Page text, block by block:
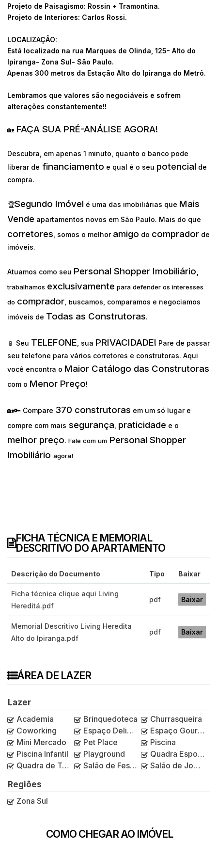
Projeto de Paisagismo: Rossin + Tramontina.
Projeto de Interiores: Carlos Rossi.
LOCALIZAÇÃO:
Está localizado na rua Marques de Olinda, 125- Alto do
Ipiranga- Zona Sul- São Paulo.
Apenas 300 metros da Estação Alto do Ipiranga do Metrô.
Lembramos que valores são negociáveis e sofrem
alterações constantemente!!
🏡 FAÇA SUA PRÉ-ANÁLISE AGORA!
Descubra, em apenas 1 minuto, quanto o banco pode
liberar de financiamento e qual é o seu potencial de
compra.
🏆Segundo Imóvel é uma das imobiliárias que Mais
Vende apartamentos novos em São Paulo. Mais do que
corretores , somos o melhor amigo do comprador de
imóveis.
Atuamos como seu Personal Shopper Imobiliário,
trabalhamos exclusivamente para defender os interesses
do comprador, buscamos, comparamos e negociamos
imóveis de Todas as Construtoras.
📱 Seu TELEFONE , sua PRIVACIDADE! Pare de passar
seu telefone para vários corretores e construtoras. Aqui
você encontra o Maior Catálogo das Construtoras
com o Menor Preço!
🏡🔑 Compare 370 construtoras em um só lugar e
compre com mais segurança praticidade e o
melhor preço. Fale com um Personal Shopper
Imobiliário agora!
FICHA TÉCNICA E MEMORIAL
DESCRITIVO DO APARTAMENTO
Descrição do Documento Tipo Baixar
Ficha técnica clique aqui Living
Hereditá.pdf
pdf Baixar
Memorial Descritivo Living Heredita
Alto do Ipiranga.pdf
pdf Baixar
ÁREA DE LAZER
Lazer
Academia
Brinquedoteca
Churrasqueira
Coworking
Espaço Delivery
Espaço Gourmet
Mini Mercado
Pet Place
Piscina
Piscina Infantil
Playground
Quadra Esportiva
Quadra de Tênis
Salão de Festas
Salão de Jogos
Regiões
Zona Sul
COMO CHEGAR AO IMÓVEL